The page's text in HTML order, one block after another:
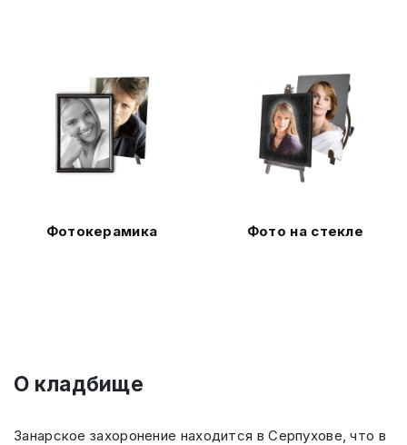
Фотокерамика Фото на стекле
О кладбище
Занарское захоронение находится в Серпухове, что в